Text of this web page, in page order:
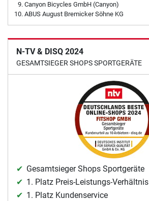
Canyon Bicycles GmbH (Canyon)
ABUS August Bremicker Söhne KG
N-TV & DISQ 2024
GESAMTSIEGER SHOPS SPORTGERÄTE
Gesamtsieger Shops Sportgeräte
1. Platz Preis-Leistungs-Verhältnis
1. Platz Kundenservice